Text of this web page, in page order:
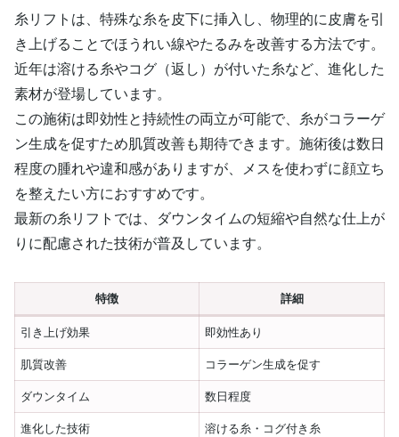
糸リフトは、特殊な糸を皮下に挿入し、物理的に皮膚を引
き上げることでほうれい線やたるみを改善する方法です。
近年は溶ける糸やコグ（返し）が付いた糸など、進化した
素材が登場しています。
この施術は即効性と持続性の両立が可能で、糸がコラーゲ
ン生成を促すため肌質改善も期待できます。施術後は数日
程度の腫れや違和感がありますが、メスを使わずに顔立ち
を整えたい方におすすめです。
最新の糸リフトでは、ダウンタイムの短縮や自然な仕上が
りに配慮された技術が普及しています。
特徴 詳細
引き上げ効果 即効性あり
肌質改善 コラーゲン生成を促す
ダウンタイム 数日程度
進化した技術 溶ける糸・コグ付き糸